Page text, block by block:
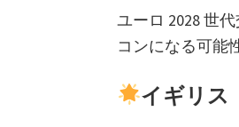
ユーロ 2028 世
コンになる可能
イギリス